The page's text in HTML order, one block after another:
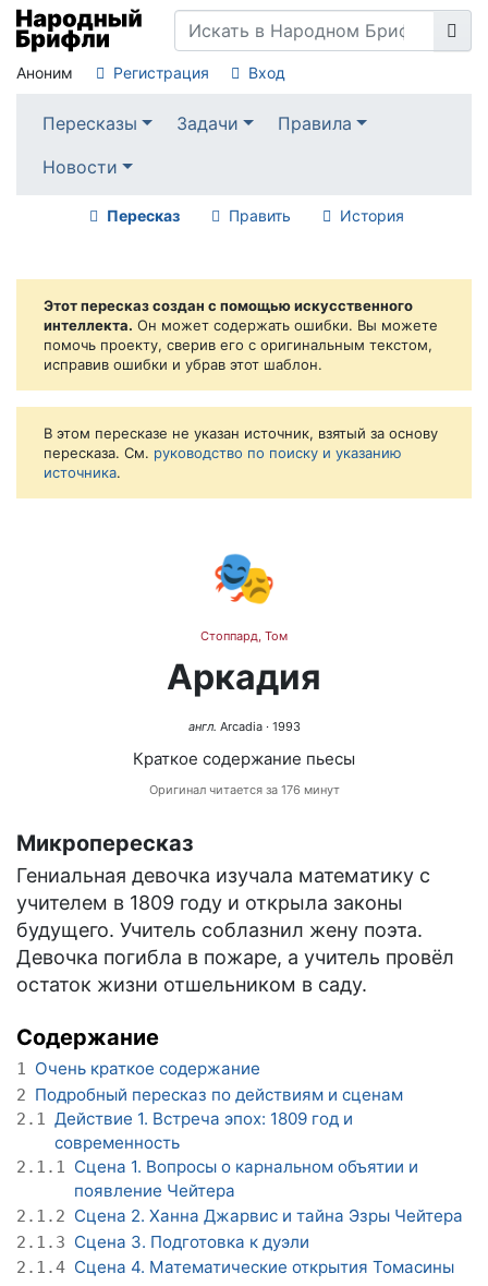
Аноним Регистрация Вход
Пересказы Задачи
Правила
Новости
Пересказ Править История
Этот пересказ создан с помощью искусственного
интеллекта. Он может содержать ошибки. Вы можете
помочь проекту, сверив его с оригинальным текстом,
исправив ошибки и убрав этот шаблон.
В этом пересказе не указан источник, взятый за основу
пересказа. См. руководство по поиску и указанию
источника.
🎭
Стоппард, Том
Аркадия
англ. Arcadia· 1993
Краткое содержание пьесы
Оригинал читается за 176 минут
Микропересказ
Гениальная девочка изучала математику с
учителем в 1809 году и открыла законы
будущего. Учитель соблазнил жену поэта.
Девочка погибла в пожаре, а учитель провёл
остаток жизни отшельником в саду.
Содержание
1 Очень краткое содержание
2 Подробный пересказ по действиям и сценам
2.1 Действие 1. Встреча эпох: 1809 год и
современность
2.1.1 Сцена 1. Вопросы о карнальном объятии и
появление Чейтера
2.1.2 Сцена 2. Ханна Джарвис и тайна Эзры Чейтера
2.1.3 Сцена 3. Подготовка к дуэли
2.1.4 Сцена 4. Математические открытия Томасины